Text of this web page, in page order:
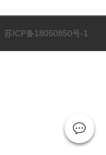
苏ICP备18050850号-1